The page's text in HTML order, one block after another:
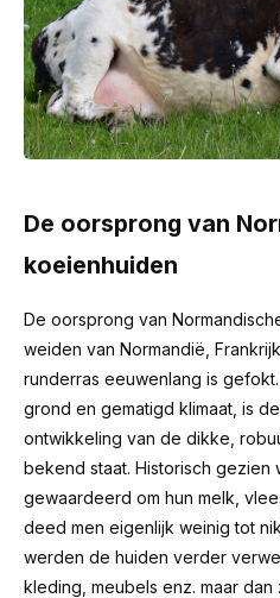
De oorsprong van
koeienhuiden
De oorsprong van
weiden van Normandië,
runderras eeuwenlang is
grond en gematigd klimaat, is
ontwikkeling van de dikke,
bekend staat. Historisch
gewaardeerd om hun melk,
deed men eigenlijk weinig tot
werden de huiden verder
kleding, meubels enz. maar dan